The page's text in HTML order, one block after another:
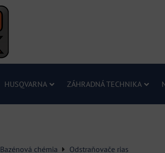
HUSQVARNA ZÁHRADNÁ TECHNIKA
Bazénová chémia Odstraňovače rias